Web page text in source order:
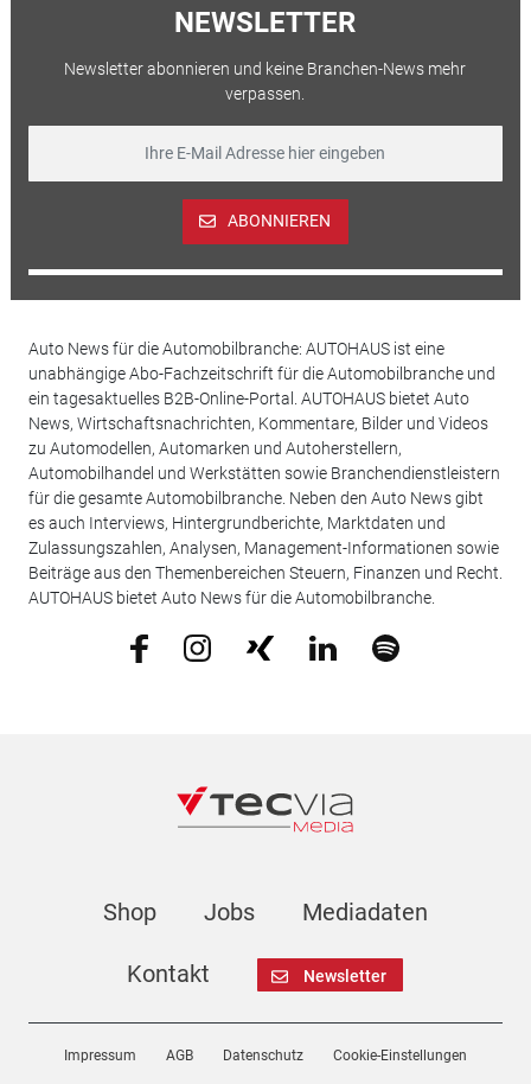
NEWSLETTER
Newsletter abonnieren und keine Branchen-News mehr
verpassen.
ABONNIEREN
Auto News für die Automobilbranche: AUTOHAUS ist eine
unabhängige Abo-Fachzeitschrift für die Automobilbranche und
ein tagesaktuelles B2B-Online-Portal. AUTOHAUS bietet Auto
News, Wirtschaftsnachrichten, Kommentare, Bilder und Videos
zu Automodellen, Automarken und Autoherstellern,
Automobilhandel und Werkstätten sowie Branchendienstleistern
für die gesamte Automobilbranche. Neben den Auto News gibt
es auch Interviews, Hintergrundberichte, Marktdaten und
Zulassungszahlen, Analysen, Management-Informationen sowie
Beiträge aus den Themenbereichen Steuern, Finanzen und Recht.
AUTOHAUS bietet Auto News für die Automobilbranche.
Shop Jobs Mediadaten
Kontakt Newsletter
Impressum AGB Datenschutz Cookie-Einstellungen